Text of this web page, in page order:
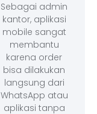
Sebagai admin
kantor, aplikasi
mobile sangat
membantu
karena order
bisa dilakukan
langsung dari
WhatsApp atau
aplikasi tanpa